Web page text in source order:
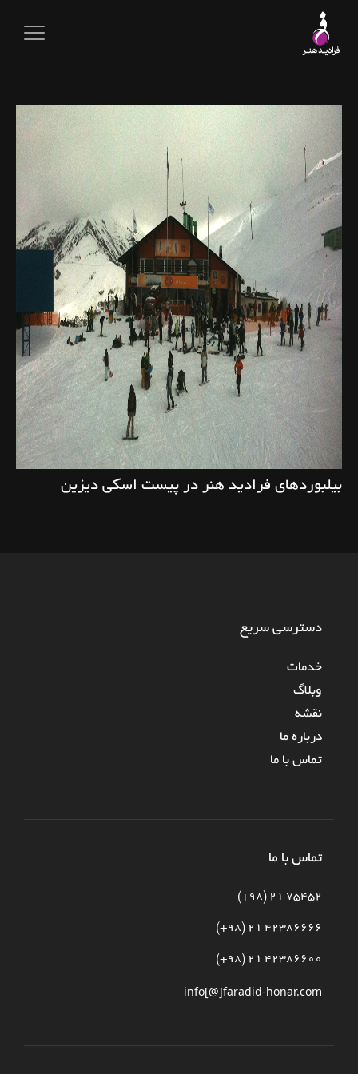
بیلبوردهای فرادید هنر در پیست اسکی دیزین
دسترسی سریع
خدمات
وبلاگ
نقشه
درباره‌ ما
تماس با ما
تماس با ما
75452 21 (98+)
42386666 21 (98+)
42386600 21 (98+)
info[@]faradid-honar.com